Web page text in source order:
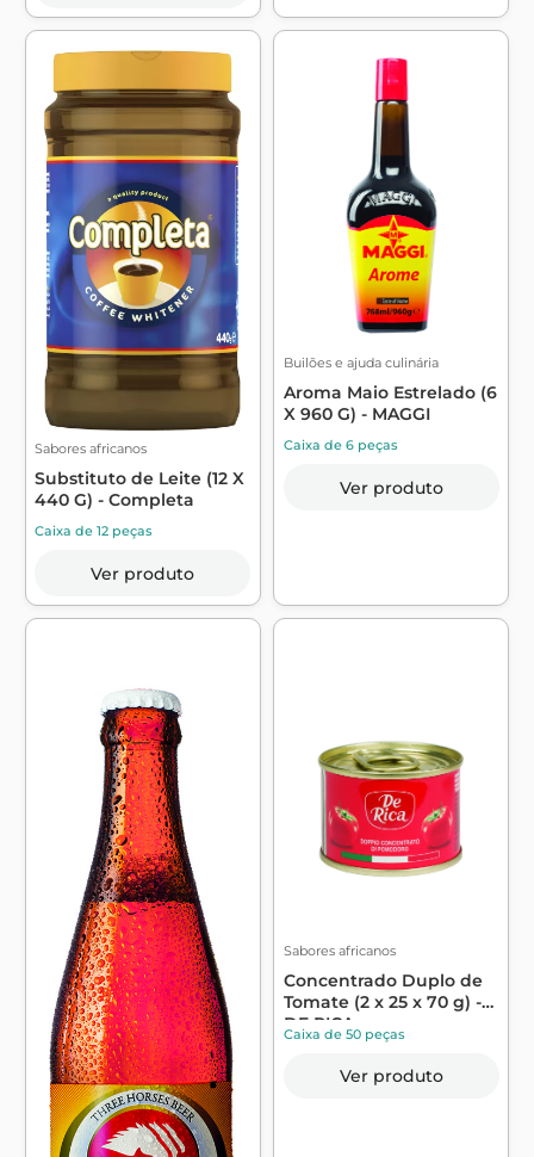
Sabores africanos
Substituto de Leite (12 X
440 G) - Completa
Caixa de 12 peças
Ver produto
Builões e ajuda culinária
Aroma Maio Estrelado (6
X 960 G) - MAGGI
Caixa de 6 peças
Ver produto
Sabores africanos
Concentrado Duplo de
Tomate (2 x 25 x 70 g) -
DE RICA
Caixa de 50 peças
Ver produto